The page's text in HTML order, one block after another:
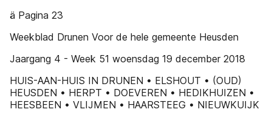
ä Pagina 23
Weekblad Drunen Voor de hele gemeente Heusden
Jaargang 4 - Week 51 woensdag 19 december 2018
HUIS-AAN-HUIS IN DRUNEN • ELSHOUT • (OUD)
HEUSDEN • HERPT • DOEVEREN • HEDIKHUIZEN •
HEESBEEN • VLIJMEN • HAARSTEEG • NIEUWKUIJK